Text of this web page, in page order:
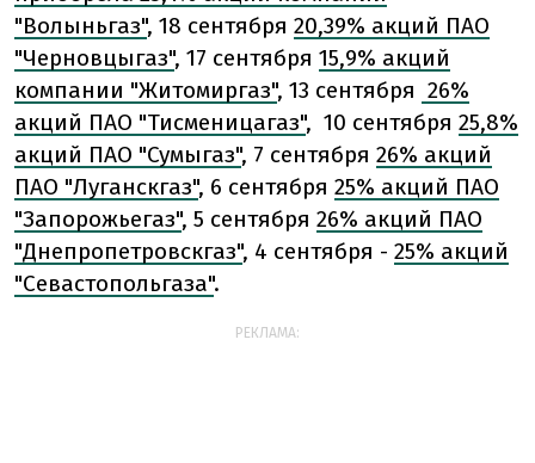
"Волыньгаз", 18 сентября 20,39% акций ПАО
"Черновцыгаз", 17 сентября 15,9% акций
компании "Житомиргаз", 13 сентября 26%
акций ПАО "Тисменицагаз", 10 сентября 25,8%
акций ПАО "Сумыгаз", 7 сентября 26% акций
ПАО "Луганскгаз", 6 сентября 25% акций ПАО
"Запорожьегаз", 5 сентября 26% акций ПАО
"Днепропетровскгаз", 4 сентября - 25% акций
"Севастопольгаза".
РЕКЛАМА: